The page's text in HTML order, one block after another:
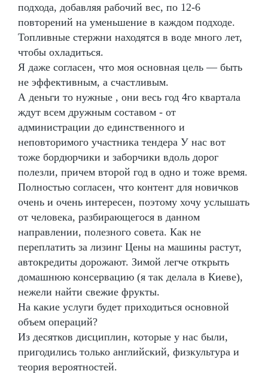
подхода, добавляя рабочий вес, по 12-6
повторений на уменьшение в каждом подходе.
Топливные стержни находятся в воде много лет,
чтобы охладиться.
Я даже согласен, что моя основная цель — быть
не эффективным, а счастливым.
А деньги то нужные , они весь год 4го квартала
ждут всем дружным составом - от
администрации до единственного и
неповторимого участника тендера У нас вот
тоже бордюрчики и заборчики вдоль дорог
полезли, причем второй год в одно и тоже время.
Полностью согласен, что контент для новичков
очень и очень интересен, поэтому хочу услышать
от человека, разбирающегося в данном
направлении, полезного совета. Как не
переплатить за лизинг Цены на машины растут,
автокредиты дорожают. Зимой легче открыть
домашнюю консервацию (я так делала в Киеве),
нежели найти свежие фрукты.
На какие услуги будет приходиться основной
объем операций?
Из десятков дисциплин, которые у нас были,
пригодились только английский, физкультура и
теория вероятностей.